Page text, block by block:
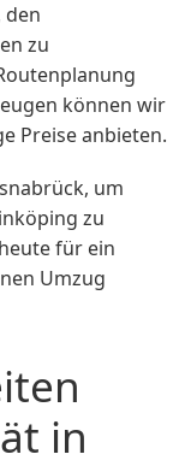
den
zu
können wir
Preise anbieten.
um
zu
für ein
Umzug
in